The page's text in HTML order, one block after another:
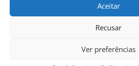
Aceitar
Recusar
Ver preferências
(+30)